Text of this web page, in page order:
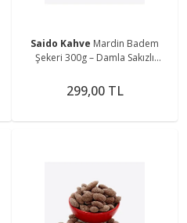
Saido Kahve Mardin Badem
Şekeri 300g – Damla Sakızlı
299,00 TL